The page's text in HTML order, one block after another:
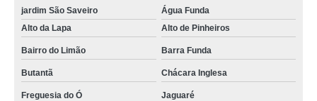
cordões em poliéster para crachás Morumbi
cordões poliéster para crachás Brooklin
empresas que fazem cordão para crachá Ponte Rasa
gráfica de cordão de crachá poliéster Vila Suzana
jardim São Saveiro
Água Funda
Alto da Lapa
Alto de Pinheiros
Bairro do Limão Barra Funda
Butantã Chácara Inglesa
Freguesia do Ó Jaguaré